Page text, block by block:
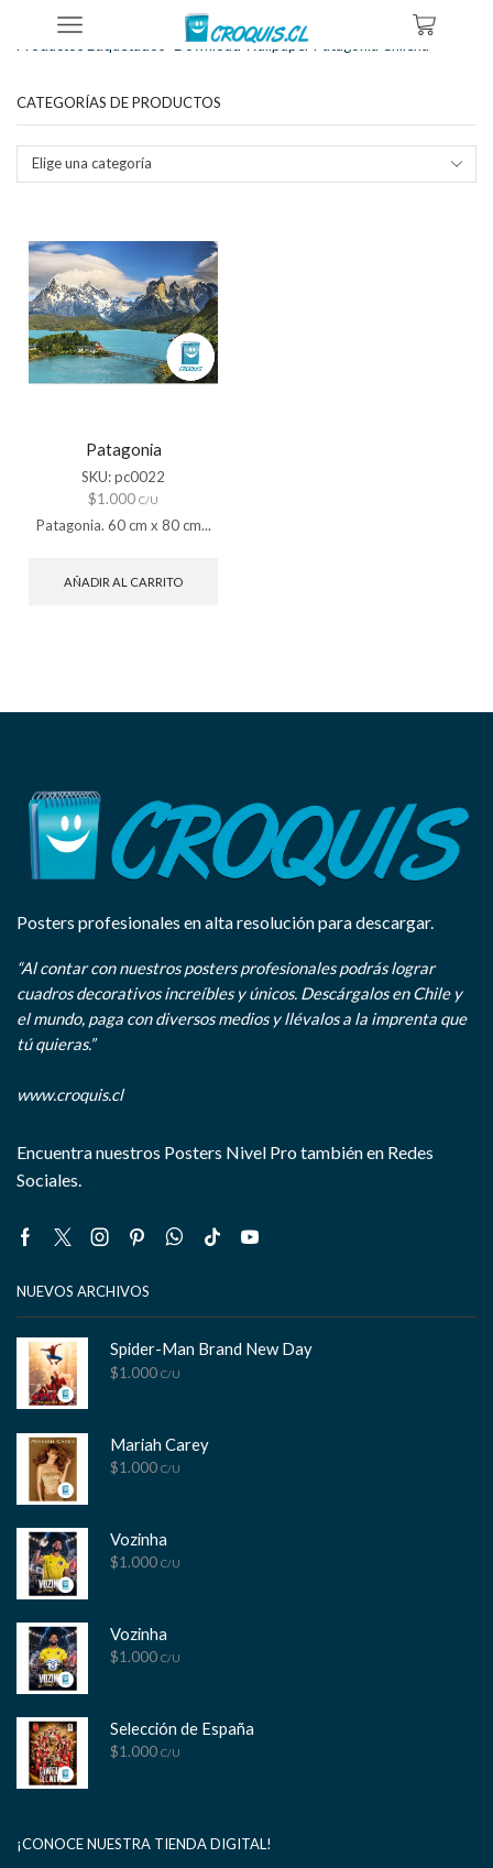
Tienda
Productos Etiquetados “download Wallpaper Patagonia Chilena”
CATEGORÍAS DE PRODUCTOS
Elige una categoría
Patagonia
SKU:pc0022
$1.000 C/U
Patagonia. 60 cm x 80 cm...
AÑADIR AL CARRITO
Posters profesionales en alta resolución para descargar.
“Al contar con nuestros posters profesionales podrás lograr
cuadros decorativos increíbles y únicos. Descárgalos en Chile y
el mundo, paga con diversos medios y llévalos a la imprenta que
tú quieras.”
www.croquis.cl
Encuentra nuestros Posters Nivel Pro también en Redes
Sociales.
Facebook
TwitterInstagram
PinterestWhatsapp
Tik- Youtube
NUEVOS ARCHIVOS
Spider-Man Brand New Day
$1.000 C/U
Mariah Carey
$1.000 C/U
Vozinha
$1.000 C/U
Vozinha
$1.000 C/U
Selección de España
$1.000 C/U
¡CONOCE NUESTRA TIENDA DIGITAL!